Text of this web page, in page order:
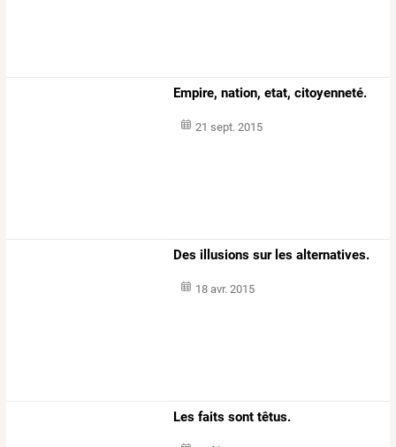
Empire, nation, etat, citoyenneté.
21 sept. 2015
Des illusions sur les alternatives.
18 avr. 2015
Les faits sont têtus.